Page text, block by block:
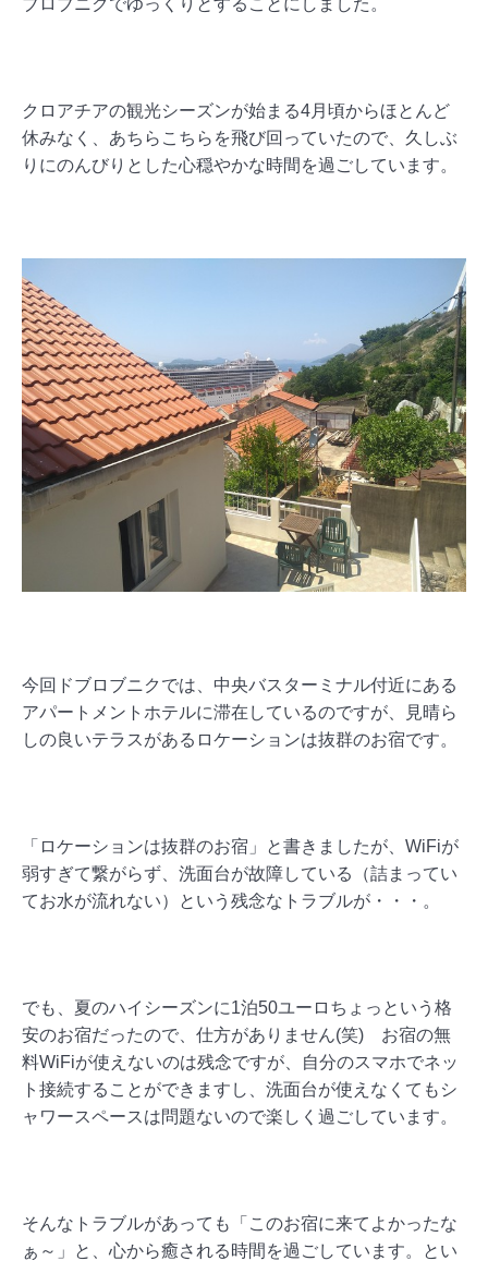
クロアチアの観光シーズンが始まる4月頃からほとんど
休みなく、あちらこちらを飛び回っていたので、久しぶ
りにのんびりとした心穏やかな時間を過ごしています。
今回ドブロブニクでは、中央バスターミナル付近にある
アパートメントホテルに滞在しているのですが、見晴ら
しの良いテラスがあるロケーションは抜群のお宿です。
「ロケーションは抜群のお宿」と書きましたが、WiFiが
弱すぎて繋がらず、洗面台が故障している（詰まってい
てお水が流れない）という残念なトラブルが・・・。
でも、夏のハイシーズンに1泊50ユーロちょっという格
安のお宿だったので、仕方がありません(笑) お宿の無
料WiFiが使えないのは残念ですが、自分のスマホでネッ
ト接続することができますし、洗面台が使えなくてもシ
ャワースペースは問題ないので楽しく過ごしています。
そんなトラブルがあっても「このお宿に来てよかったな
ぁ～」と、心から癒される時間を過ごしています。とい